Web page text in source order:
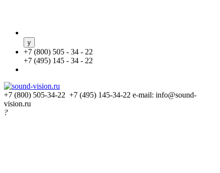
+7 (800) 505 - 34 - 22
+7 (495) 145 - 34 - 22
+7 (800) 505-34-22 +7 (495) 145-34-22 e-mail: info@sound-
vision.ru
?